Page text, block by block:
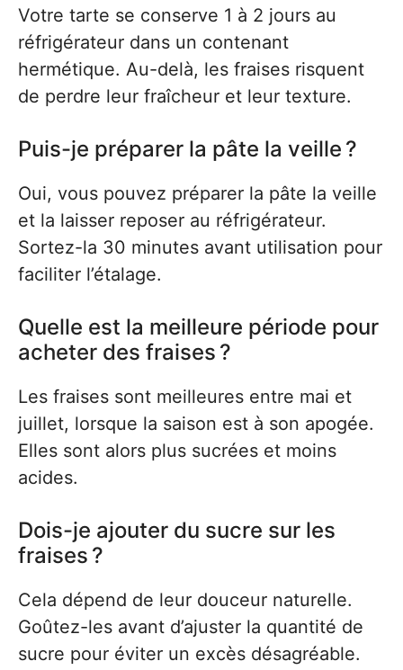
Votre tarte se conserve 1 à 2 jours au
réfrigérateur dans un contenant
hermétique. Au-delà, les fraises risquent
de perdre leur fraîcheur et leur texture.
Puis-je préparer la pâte la veille ?
Oui, vous pouvez préparer la pâte la veille
et la laisser reposer au réfrigérateur.
Sortez-la 30 minutes avant utilisation pour
faciliter l’étalage.
Quelle est la meilleure période pour
acheter des fraises ?
Les fraises sont meilleures entre mai et
juillet, lorsque la saison est à son apogée.
Elles sont alors plus sucrées et moins
acides.
Dois-je ajouter du sucre sur les
fraises ?
Cela dépend de leur douceur naturelle.
Goûtez-les avant d’ajuster la quantité de
sucre pour éviter un excès désagréable.